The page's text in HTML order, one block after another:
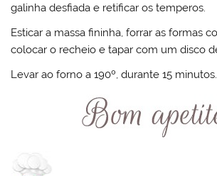
galinha desfiada e retificar os temperos.
Esticar a massa fininha, forrar as formas
colocar o recheio e tapar com um disco
Levar ao forno a 190º, durante 15 minutos.